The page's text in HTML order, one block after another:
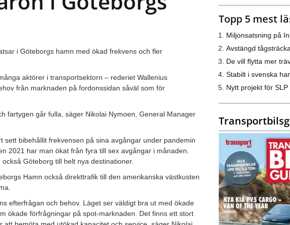
i Göteborgs hamn med ökad frekvens och fler
aktörer i transportsektorn – rederiet Wallenius
från marknaden på fordonssidan såväl som för
fartygen går fulla, säger Nikolai Nymoen, General Manager
sett bibehållit frekvensen på sina avgångar under pandemin
2021 har man ökat från fyra till sex avgångar i månaden.
Göteborg till helt nya destinationer.
Hamn också direkttrafik till den amerikanska västkusten
efterfrågan och behov. Läget ser väldigt bra ut med ökade
ökade förfrågningar på spot-marknaden. Det finns ett stort
Topp 5 mest
Miljonsatsning på
Avstängd
De vill flytta mer
Stabilt i svenska
Nytt projekt för SLP